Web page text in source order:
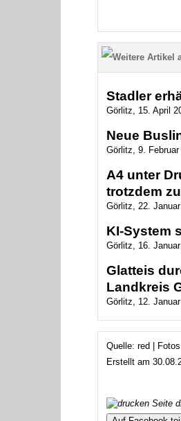
Stadler
Görlitz, 15. April
Neue
Görlitz, 9.
A4 unter
trotzdem
Görlitz, 22.
KI-System
Görlitz, 16.
Glatteis
Landkreis
Görlitz, 12.
Quelle: red |
Erstellt am
Seite